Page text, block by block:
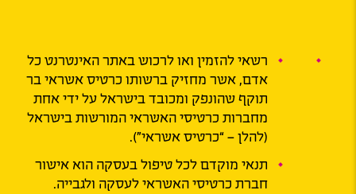
רשאי להזמין ואו לרכוש באתר האינטרנט כל
אדם, אשר מחזיק ברשותו כרטיס אשראי בר
תוקף שהונפק ומכובד בישראל על ידי אחת
מחברות כרטיסי האשראי המורשות בישראל
(להלן – “כרטיס אשראי”).
תנאי מוקדם לכל טיפול בעסקה הוא אישור
חברת כרטיסי האשראי לעסקה ולגבייה.